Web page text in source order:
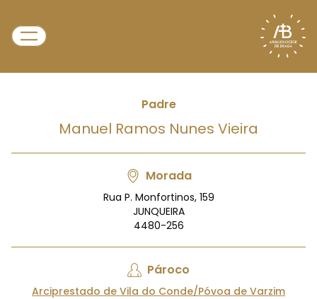
Padre
Manuel Ramos Nunes Vieira
Morada
Rua P. Monfortinos, 159
JUNQUEIRA
4480-256
Pároco
Arciprestado de Vila do Conde/Póvoa de Varzim